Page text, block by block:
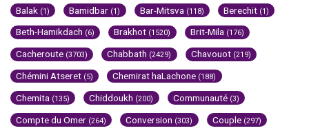
Balak (1) Bamidbar (1) Bar-Mitsva (118) Berechit (1)
Beth-Hamikdach (6) Brakhot (1520) Brit-Mila (176)
Cacheroute (3703) Chabbath (2429) Chavouot (219)
Chémini Atseret (5) Chemirat haLachone (188)
Chemita (135) Chiddoukh (200) Communauté (3)
Compte du Omer (264) Conversion (303) Couple (297)